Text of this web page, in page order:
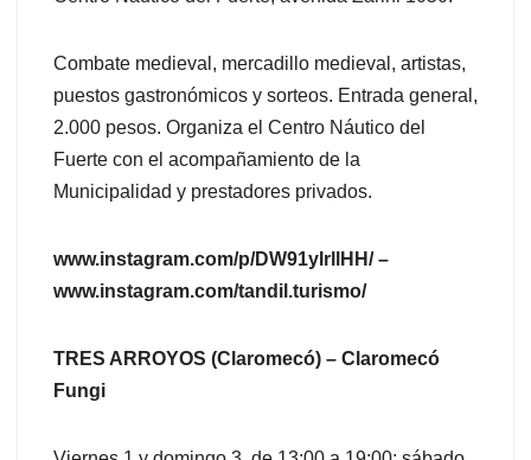
Combate medieval, mercadillo medieval, artistas,
puestos gastronómicos y sorteos. Entrada general,
2.000 pesos. Organiza el Centro Náutico del
Fuerte con el acompañamiento de la
Municipalidad y prestadores privados.
www.instagram.com/p/DW91yIrllHH/ –
www.instagram.com/tandil.turismo/
TRES ARROYOS (Claromecó) – Claromecó
Fungi